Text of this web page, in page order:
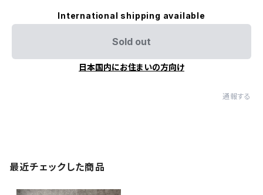
International shipping available
Sold out
日本国内にお住まいの方向け
通報する
最近チェックした商品